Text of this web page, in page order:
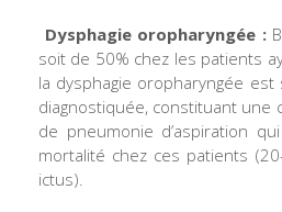
Dysphagie oropharyngée :
soit de 50% chez les patients
la dysphagie oropharyngée
diagnostiquée, constituant une
de pneumonie d’aspiration
mortalité chez ces patients
ictus).